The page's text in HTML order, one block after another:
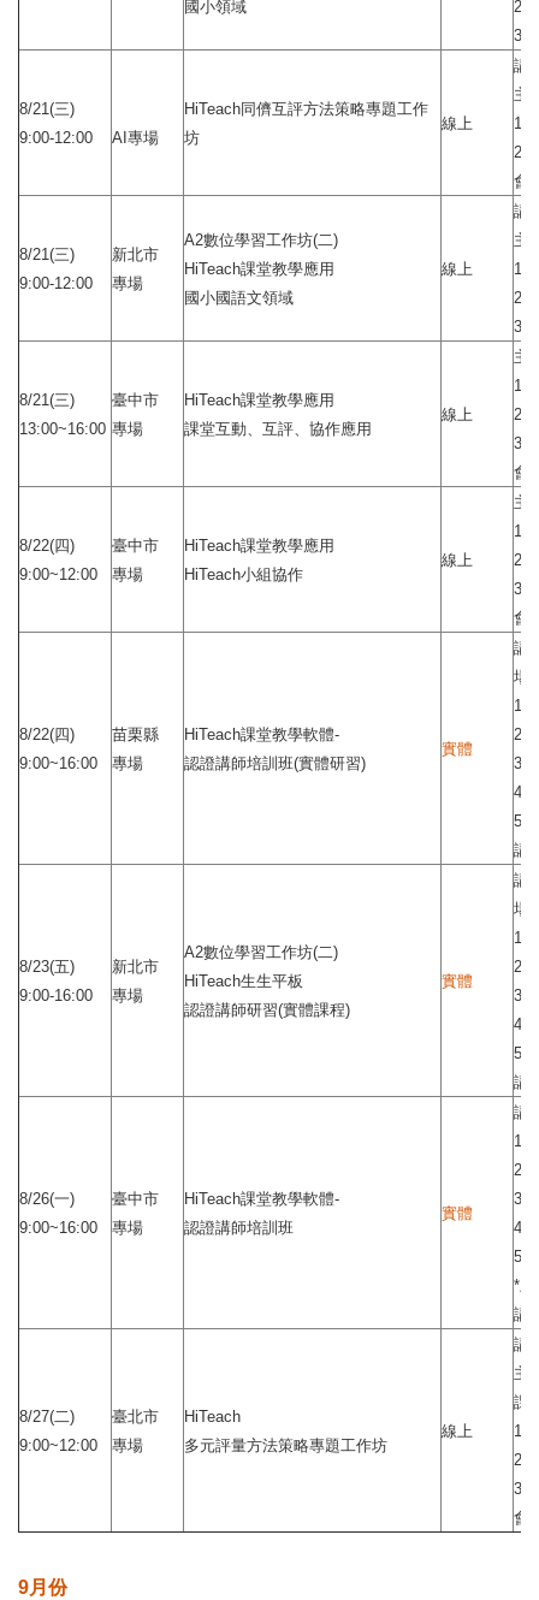
國小領域
8/21(三)
9:00-12:00
AI專場
HiTeach同儕互評方法策略專題工作
坊
線上
講
主
1.
2.
會
8/21(三)
9:00-12:00
新北市
專場
A2數位學習工作坊(二)
HiTeach課堂教學應用
國小國語文領域
線上
講
主
8/21(三)
13:00~16:00
臺中市
專場
HiTeach課堂教學應用
課堂互動、互評、協作應用
線上
主
1.
2.
3.
會
8/22(四)
9:00~12:00
臺中市
專場
HiTeach課堂教學應用
HiTeach小組協作
線上
主
1.
2.
3.
會
8/22(四)
9:00~16:00
苗栗縣
專場
HiTeach課堂教學軟體-
認證講師培訓班(實體研習)
實體
講
場
講
8/23(五)
9:00-16:00
新北市
專場
A2數位學習工作坊(二)
HiTeach生生平板
認證講師研習(實體課程)
實體
講
場
講
8/26(一)
9:00~16:00
臺中市
專場
HiTeach課堂教學軟體-
認證講師培訓班
實體
講
*上
講
8/27(二)
9:00~12:00
臺北市
專場
HiTeach
多元評量方法策略專題工作坊
線上
講
主
課
1.
2.
3.
會
9月份